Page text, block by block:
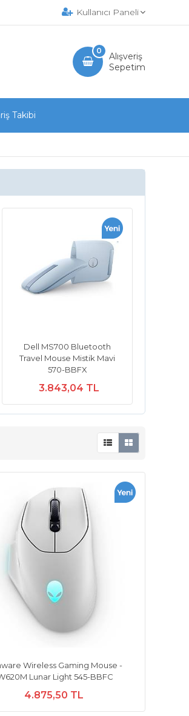
Kullanıcı Paneli
Alışveriş
Sepetim
0
Takibi
Dell MS700 Bluetooth
Travel Mouse Mistik Mavi
570-BBFX
3.843,04 TL
Wireless Gaming Mouse -
Lunar Light 545-BBFC
4.875,50 TL